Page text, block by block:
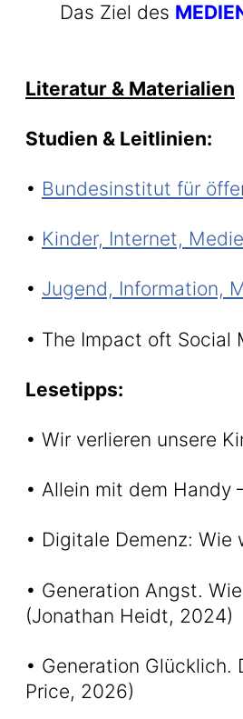
Das Ziel des
Literatur & Materialien
Studien & Leitlinien:
• Bundesinstitut für
• Kinder, Internet,
• Jugend, Information,
• The Impact oft Social
Lesetipps:
• Wir verlieren unsere
• Allein mit dem Handy
• Digitale Demenz:
• Generation Angst.
(Jonathan Heidt, 2024)
• Generation
Price, 2026)